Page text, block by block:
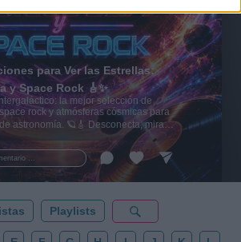
...
para Ver las Estrellas:
y Space Rock 🎸✨
la mejor selección de
rock y atmósferas cósmicas para
astronomía. 🪐🎸 Desconecta, mira
y siente la gravedad cero. 💾 ¡Guarda
para tu próxima noche estrellada!
Playlists